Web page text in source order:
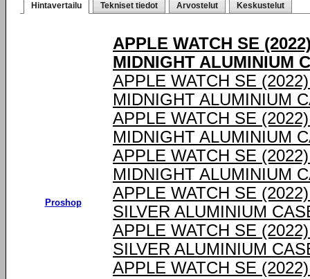
Hintavertailu Tekniset tiedot Arvostelut Keskustelut
Proshop
APPLE WATCH SE
MIDNIGHT ALUMINIUM
APPLE WATCH SE
MIDNIGHT ALUMINIUM
APPLE WATCH SE
MIDNIGHT ALUMINIUM
APPLE WATCH SE
MIDNIGHT ALUMINIUM
APPLE WATCH SE
SILVER ALUMINIUM
APPLE WATCH SE
SILVER ALUMINIUM
APPLE WATCH SE